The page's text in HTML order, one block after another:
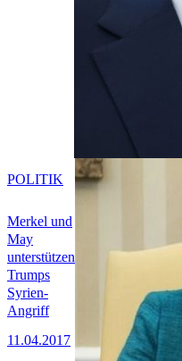
Merkel und
May
unterstützen
Trumps
Syrien-
Angriff
11.04.2017
POLITIK